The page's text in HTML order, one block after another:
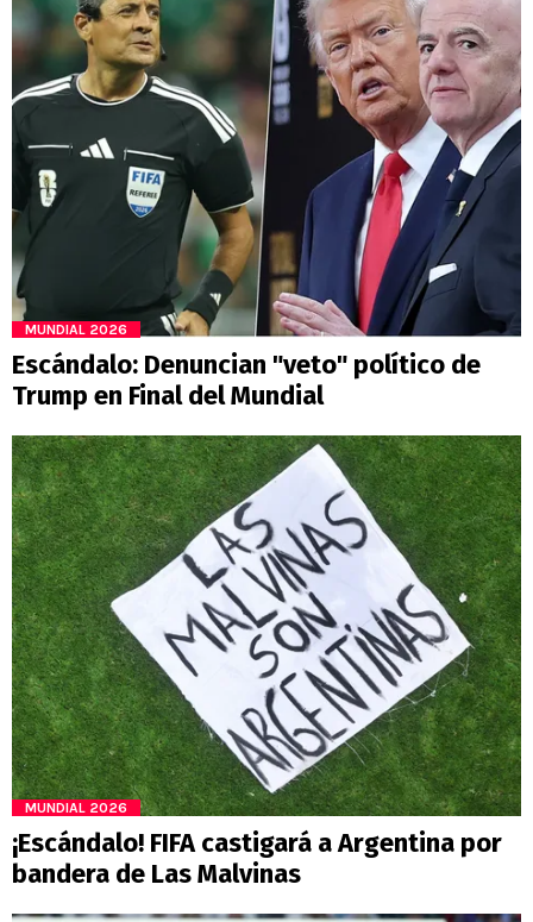
MUNDIAL 2026
Escándalo: Denuncian "veto" político de
Trump en Final del Mundial
MUNDIAL 2026
¡Escándalo! FIFA castigará a Argentina por
bandera de Las Malvinas